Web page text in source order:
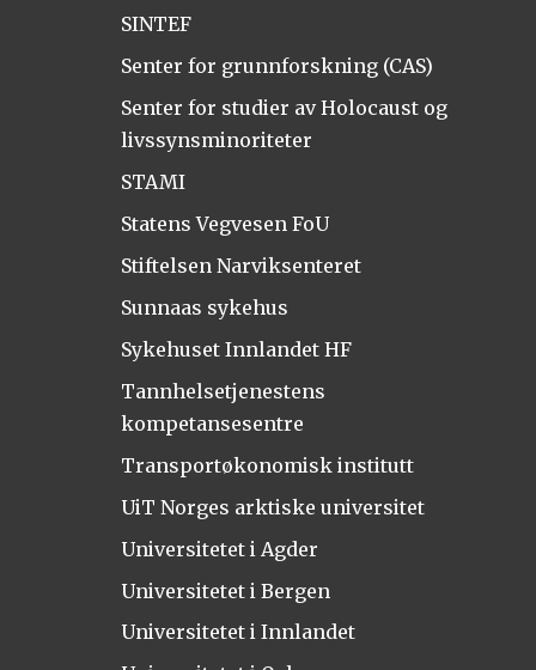
SINTEF
Senter for grunnforskning (CAS)
Senter for studier av Holocaust og
livssynsminoriteter
STAMI
Statens Vegvesen FoU
Stiftelsen Narviksenteret
Sunnaas sykehus
Sykehuset Innlandet HF
Tannhelsetjenestens
kompetansesentre
Transportøkonomisk institutt
UiT Norges arktiske universitet
Universitetet i Agder
Universitetet i Bergen
Universitetet i Innlandet